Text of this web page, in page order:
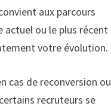
aux parcours
actuel ou le plus récent
votre évolution.
cas de reconversion ou
recruteurs se